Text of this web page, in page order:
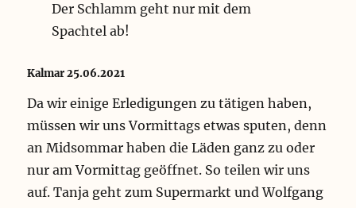
Der Schlamm geht nur mit dem
Spachtel ab!
Kalmar 25.06.2021
Da wir einige Erledigungen zu tätigen haben,
müssen wir uns Vormittags etwas sputen, denn
an Midsommar haben die Läden ganz zu oder
nur am Vormittag geöffnet. So teilen wir uns
auf. Tanja geht zum Supermarkt und Wolfgang